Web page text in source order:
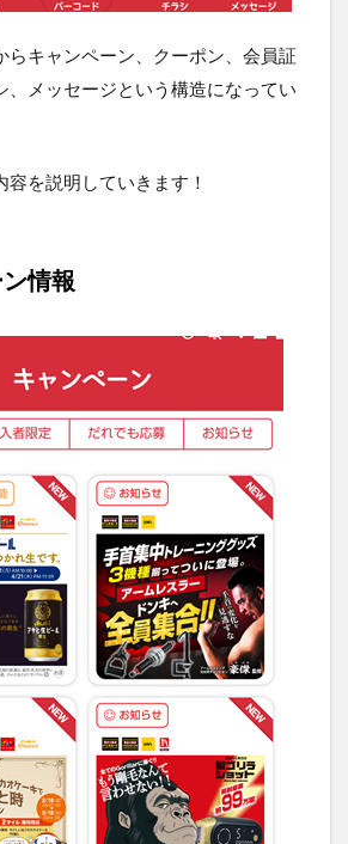
らキャンペーン、クーポン、会員証
、メッセージという構造になってい
を説明していきます！
情報